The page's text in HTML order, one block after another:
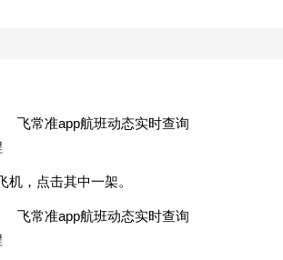
，点击其中一架。